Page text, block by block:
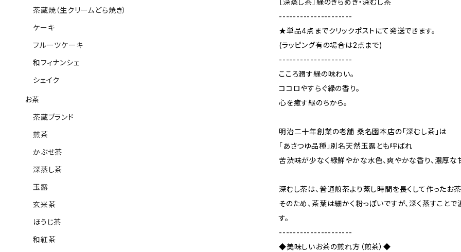
［深蒸し茶］緑のきらめき・深むし茶
---------------------
★単品4点までクリックポストにて発送できます。
(ラッピング有の場合は2点まで)
---------------------
こころ潤す緑の味わい。
ココロやすらぐ緑の香り。
心を癒す緑のちから。
明治二十年創業の老舗 桑名園本店の「深むし茶」は
「あさつゆ品種」別名天然玉露とも呼ばれ
苦渋味が少なく緑鮮やかな水色、爽やかな香り、濃厚な
深むし茶は、普通煎茶より蒸し時間を長くして作ったお茶
そのため、茶葉は細かく粉っぽいですが、深く蒸すこと
す。
---------------------
◆美味しいお茶の煎れ方（煎茶）◆
茶蔵焼（生クリームどら焼き）
ケーキ
フルーツケーキ
和フィナンシェ
シェイク
お茶
茶蔵ブランド
煎茶
かぶせ茶
深蒸し茶
玉露
玄米茶
ほうじ茶
和紅茶